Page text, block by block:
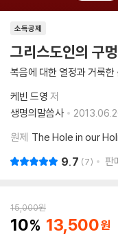
소득공제
그리스도인의 구
복음에 대한 열정과 거룩한
케빈 드영 저
생명의말씀사
원제 The Hole in our
9.7 7 판
15,000원
10 13,500